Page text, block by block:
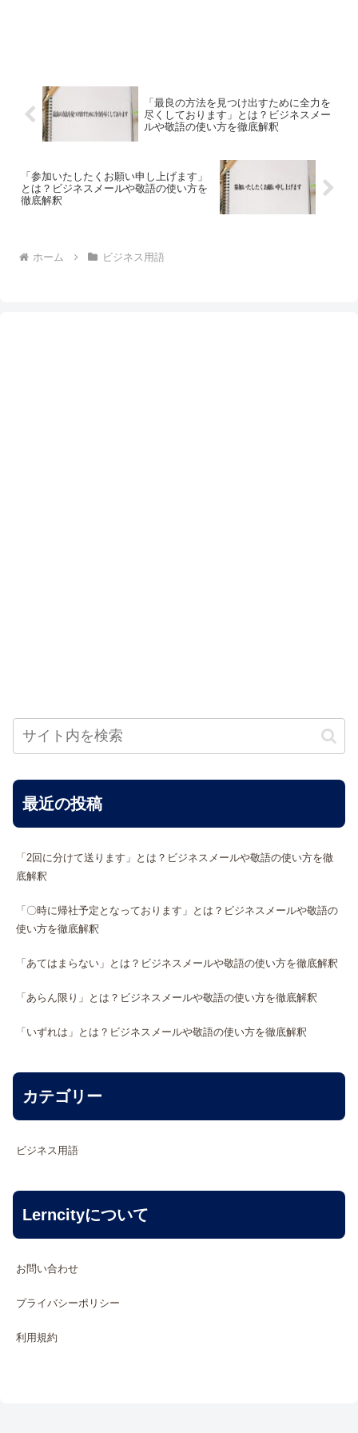
「最良の方法を見つけ出すために全力を
尽くしております」とは？ビジネスメー
ルや敬語の使い方を徹底解釈
「参加いたしたくお願い申し上げます」
とは？ビジネスメールや敬語の使い方を
徹底解釈
ホーム ビジネス用語
最近の投稿
「2回に分けて送ります」とは？ビジネスメールや敬語の使い方を徹
底解釈
「〇時に帰社予定となっております」とは？ビジネスメールや敬語の
使い方を徹底解釈
「あてはまらない」とは？ビジネスメールや敬語の使い方を徹底解釈
「あらん限り」とは？ビジネスメールや敬語の使い方を徹底解釈
「いずれは」とは？ビジネスメールや敬語の使い方を徹底解釈
カテゴリー
ビジネス用語
Lerncityについて
お問い合わせ
プライバシーポリシー
利用規約